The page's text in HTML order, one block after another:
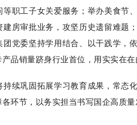
职工子女关爱服务；举办美食节
房审批业务，攻坚历史遗留难题
党委坚持学用结合、以干践学，
品销量跻身行业首位，用实实在
续巩固拓展学习教育成果，常态
环节，以务实担当书写国企高质量